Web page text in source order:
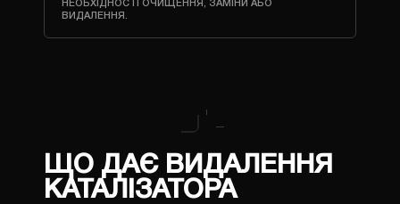
НЕОБХІДНОСТІ ОЧИЩЕННЯ, ЗАМІНИ АБО
ВИДАЛЕННЯ.
ЩО ДАЄ ВИДАЛЕННЯ
КАТАЛІЗАТОРА